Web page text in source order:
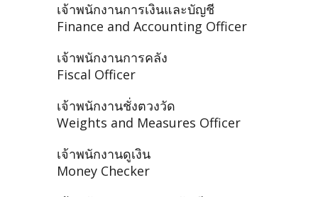
เจ้าพนักงานการเงินและบัญชี
Finance and Accounting Officer
เจ้าพนักงานการคลัง
Fiscal Officer
เจ้าพนักงานชั่งตวงวัด
Weights and Measures Officer
เจ้าพนักงานดูเงิน
Money Checker